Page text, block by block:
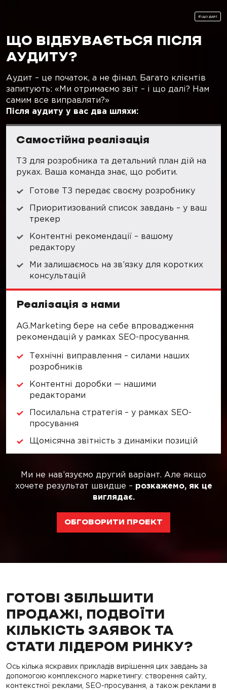
#що далі
ЩО ВІДБУВАЄТЬСЯ ПІСЛЯ
АУДИТУ?
Аудит – це початок, а не фінал. Багато клієнтів
запитують: «Ми отримаємо звіт – і що далі? Нам
самим все виправляти?»
Після аудиту у вас два шляхи:
Самостійна реалізація
ТЗ для розробника та детальний план дій на
руках. Ваша команда знає, що робити.
Готове ТЗ передає своєму розробнику
Приоритизований список завдань – у ваш
трекер
Контентні рекомендації – вашому
редактору
Ми залишаємось на зв’язку для коротких
консультацій
Реалізація з нами
AG.Marketing бере на себе впровадження
рекомендацій у рамках SEO-просування.
Технічні виправлення – силами наших
розробників
Контентні доробки — нашими
редакторами
Посилальна стратегія – у рамках SEO-
просування
Щомісячна звітність з динаміки позицій
Ми не нав’язуємо другий варіант. Але якщо
хочете результат швидше – розкажемо, як це
виглядає.
ОБГОВОРИТИ ПРОЕКТ
ГОТОВІ ЗБІЛЬШИТИ
ПРОДАЖІ, ПОДВОЇТИ
КІЛЬКІСТЬ ЗАЯВОК ТА
СТАТИ ЛІДЕРОМ РИНКУ?
Ось кілька яскравих прикладів вирішення цих завдань за
допомогою комплексного маркетингу: створення сайту,
контекстної реклами, SEO-просування, а також реклами в